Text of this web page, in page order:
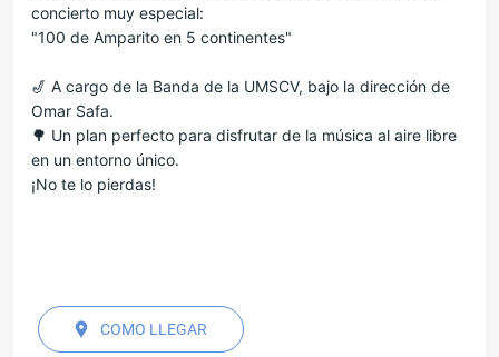
concierto muy especial:
"100 de Amparito en 5 continentes"
🎷 A cargo de la Banda de la UMSCV, bajo la dirección de
Omar Safa.
🌳 Un plan perfecto para disfrutar de la música al aire libre
en un entorno único.
¡No te lo pierdas!
COMO LLEGAR